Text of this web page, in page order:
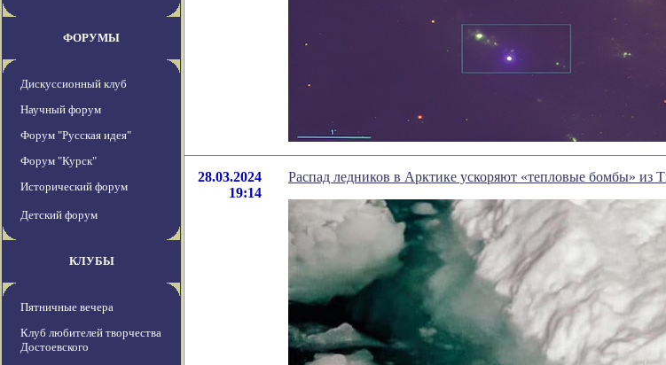
ФОРУМЫ
Дискуссионный клуб
Научный форум
Форум "Русская идея"
Форум "Курск"
Исторический форум
Детский форум
КЛУБЫ
Пятничные вечера
Клуб любителей творчества
Достоевского
28.03.2024
19:14
Распад ледников в Арктике ускоряют «тепловые бомбы» из